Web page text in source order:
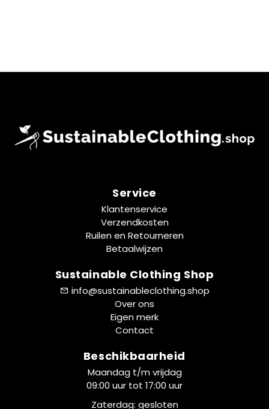
Service
Klantenservice
Verzendkosten
Ruilen en Retourneren
Betaalwijzen
Sustainable Clothing Shop
info@sustainableclothing.shop
Over ons
Eigen merk
Contact
Beschikbaarheid
Maandag t/m vrijdag
09:00 uur tot 17:00 uur
Zaterdag: gesloten